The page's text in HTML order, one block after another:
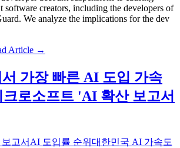
software creators, including the developers of
We analyze the implications for the dev
Article →
가장 빠른 AI 도입 가속
로소프트 'AI 확산 보고서
고서 AI 도입률 순위 대한민국 AI 가속도